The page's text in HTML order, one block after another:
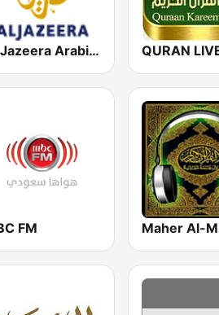
Al Jazeera Arabic (قناة الجزيرة)
FM